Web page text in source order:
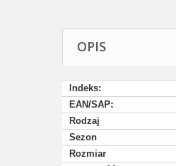
OPIS
Indeks:
EAN/SAP:
Rodzaj
Sezon
Rozmiar